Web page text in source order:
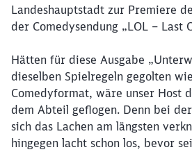
Landeshauptstadt zur Premiere
der Comedysendung „LOL – Last
Hätten für diese Ausgabe
dieselben Spielregeln gegolten
Comedyformat, wäre unser Host
dem Abteil geflogen. Denn bei
sich das Lachen am längsten
hingegen lacht schon los, bevor